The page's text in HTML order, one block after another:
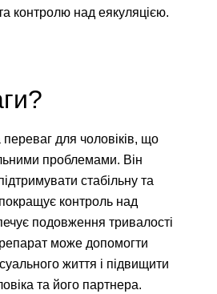
контролю над еякуляцією.
для чоловіків, що
проблемами. Він
стабільну та
контроль над
подовження тривалості
може допомогти
життя і підвищити
та його партнера.